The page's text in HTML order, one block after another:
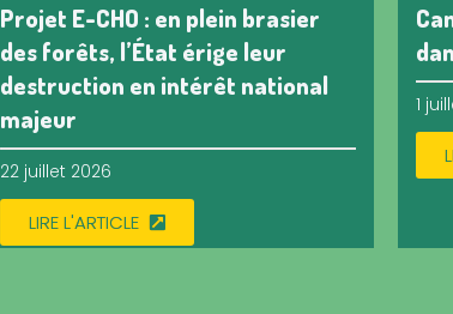
Projet E-CHO : en plein brasier
des forêts, l’État érige leur
destruction en intérêt national
majeur
22 juillet 2026
LIRE L'ARTICLE
1